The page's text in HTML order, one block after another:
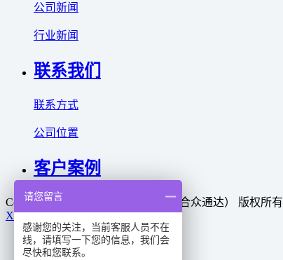
公司新闻
行业新闻
联系我们
联系方式
公司位置
客户案例
Copyright © 2025 利菲尔特（商标：合众通达） 版权所有
XML
首页
请您留言
感谢您的关注，当前客服人员不在
线，请填写一下您的信息，我们会
尽快和您联系。